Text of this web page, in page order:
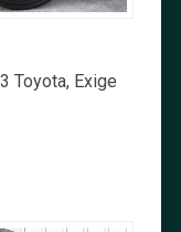
Toyota, Exige